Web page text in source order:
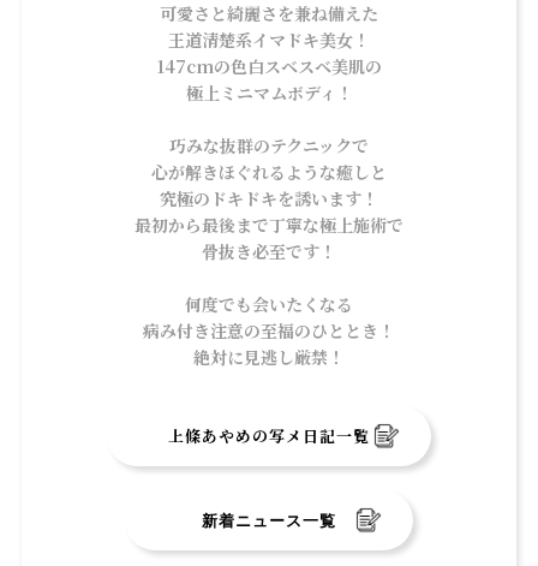
可愛さと綺麗さを兼ね備えた
王道清楚系イマドキ美女！
147cmの色白スベスベ美肌の
極上ミニマムボディ！
巧みな抜群のテクニックで
心が解きほぐれるような癒しと
究極のドキドキを誘います！
最初から最後まで丁寧な極上施術で
骨抜き必至です！
何度でも会いたくなる
病み付き注意の至福のひととき！
絶対に見逃し厳禁！
上條あやめの写メ日記一覧
新着ニュース一覧